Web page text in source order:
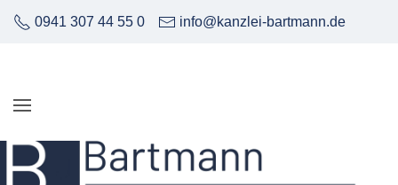
0941 307 44 55 0 info@kanzlei-bartmann.de